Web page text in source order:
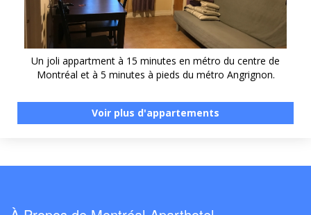
Un joli appartment à 15 minutes en métro du centre de
Montréal et à 5 minutes à pieds du métro Angrignon.
Voir plus d'appartements